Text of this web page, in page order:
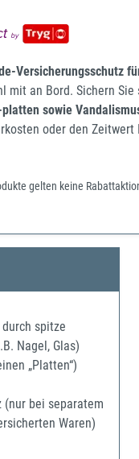
Versicherungsschutz
mit an Bord. Sichern
sowie
oder den Zeitwert
gelten keine
spitze
Nagel, Glas)
„Platten“)
(nur bei separatem
Waren)